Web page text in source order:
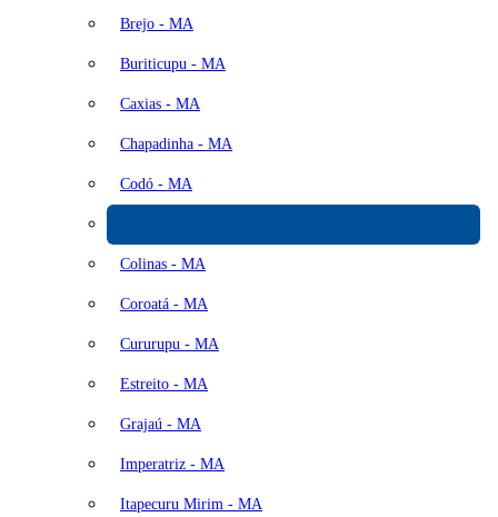
Brejo - MA
Buriticupu - MA
Caxias - MA
Chapadinha - MA
Codó - MA
Colinas - MA
Coroatá - MA
Cururupu - MA
Estreito - MA
Grajaú - MA
Imperatriz - MA
Itapecuru Mirim - MA